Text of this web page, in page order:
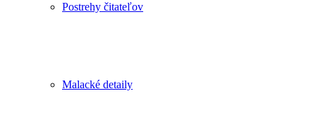
Postrehy čitateľov
Malacké detaily